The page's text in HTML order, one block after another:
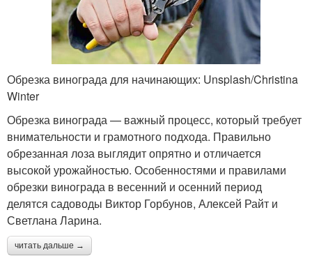
Обрезка винограда для начинающих: Unsplash/Christina
Winter
Обрезка винограда — важный процесс, который требует
внимательности и грамотного подхода. Правильно
обрезанная лоза выглядит опрятно и отличается
высокой урожайностью. Особенностями и правилами
обрезки винограда в весенний и осенний период
делятся садоводы Виктор Горбунов, Алексей Райт и
Светлана Ларина.
читать дальше →